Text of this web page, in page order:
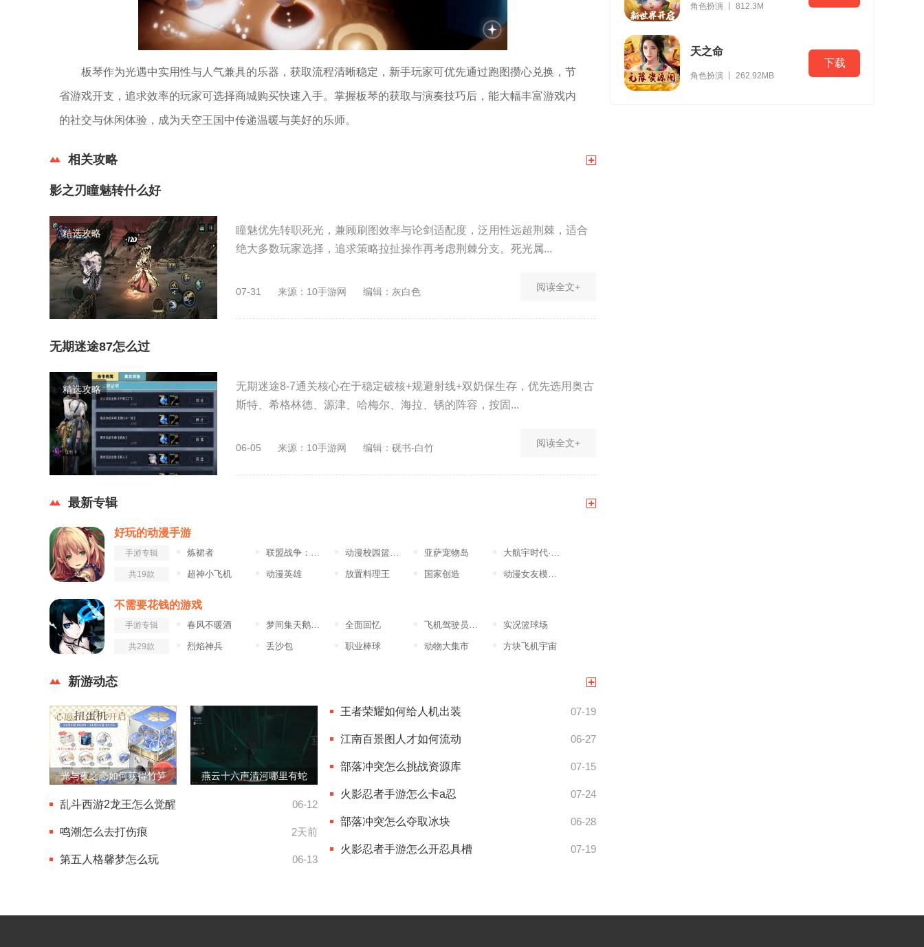
板琴作为光遇中实用性与人气兼具的乐器，获取流程清晰稳定，新手玩家可优先通过跑图攒心兑换，节
省游戏开支，追求效率的玩家可选择商城购买快速入手。掌握板琴的获取与演奏技巧后，能大幅丰富游戏内
的社交与休闲体验，成为天空王国中传递温暖与美好的乐师。
相关攻略
影之刃瞳魅转什么好
精选攻略
瞳魅优先转职死光，兼顾刷图效率与论剑适配度，泛用性远超荆棘，适合
绝大多数玩家选择，追求策略拉扯操作再考虑荆棘分支。死光属...
07-31 来源：10手游网 编辑：灰白色 阅读全文+
无期迷途87怎么过
精选攻略
无期迷途8-7通关核心在于稳定破核+规避射线+双奶保生存，优先选用奥古
斯特、希格林德、源津、哈梅尔、海拉、锈的阵容，按固...
06-05 来源：10手游网 编辑：砚书-白竹 阅读全文+
最新专辑
好玩的动漫手游
手游专辑 炼裙者 联盟战争：部落冲突 动漫校园篮球竞赛 亚萨宠物岛 大航宇时代·楚之歌
共19款 超神小飞机 动漫英雄 放置料理王 国家创造 动漫女友模拟器
不需要花钱的游戏
手游专辑 春风不暖酒 梦间集天鹅座九游版 全面回忆 飞机驾驶员模拟器 实况篮球场
共29款 烈焰神兵 丢沙包 职业棒球 动物大集市 方块飞机宇宙
新游动态
光与夜之恋如何获得竹笋 燕云十六声清河哪里有蛇
乱斗西游2龙王怎么觉醒 06-12
鸣潮怎么去打伤痕 2天前
第五人格馨梦怎么玩 06-13
王者荣耀如何给人机出装 07-19
江南百景图人才如何流动 06-27
部落冲突怎么挑战资源库 07-15
火影忍者手游怎么卡a忍 07-24
部落冲突怎么夺取冰块 06-28
火影忍者手游怎么开忍具槽 07-19
角色扮演 丨 812.3M
天之命
角色扮演 丨 262.92MB
下载